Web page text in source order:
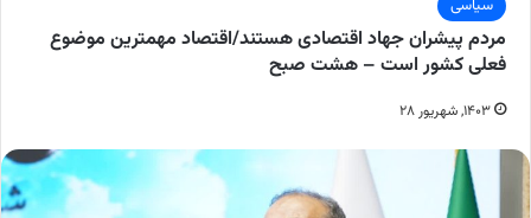
سیاسی
مردم پیشران جهاد اقتصادی هستند/اقتصاد مهمترین موضوع
فعلی کشور است – هشت صبح
۱۴۰۳, شهریور ۲۸